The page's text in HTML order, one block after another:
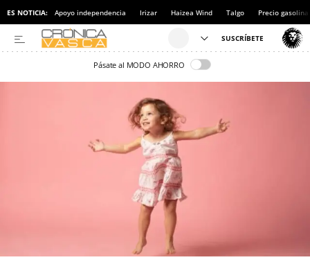
ES NOTICIA: Apoyo independencia Irizar Haizea Wind Talgo Precio gasolina
Pásate al MODO AHORRO